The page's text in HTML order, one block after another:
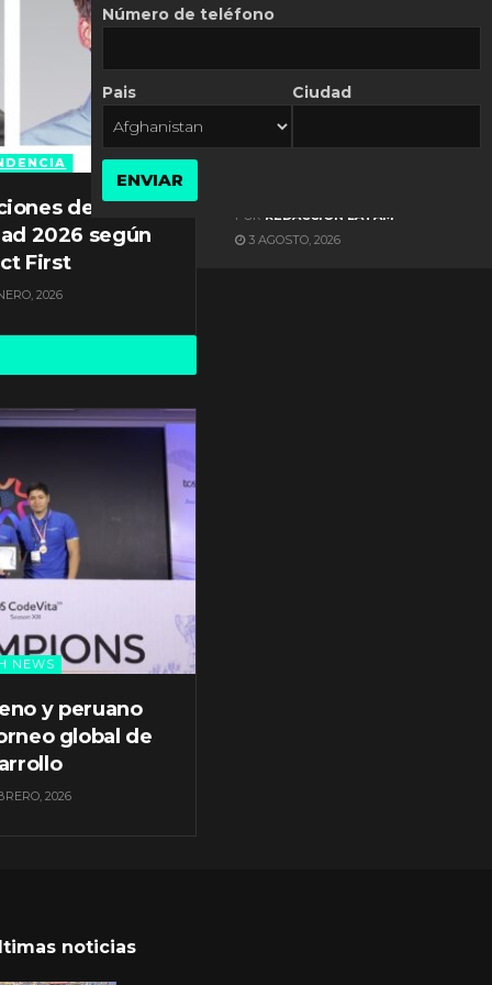
de
2026 según
First
2026
NEWS
y peruano
global de
2026
ES NOTICIA
POR REDACCIÓN LATAM
3 AGOSTO, 2026
noticias
Número de teléfono
Pais Ciudad
ENVIAR